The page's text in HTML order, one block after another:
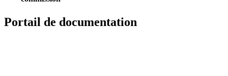
Portail de documentation